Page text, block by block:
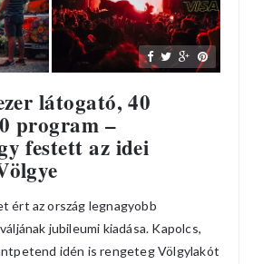
látogató, 40
program –
festett az idei
ért az ország legnagyobb
jubileumi kiadása. Kapolcs,
idén is rengeteg Völgylakót